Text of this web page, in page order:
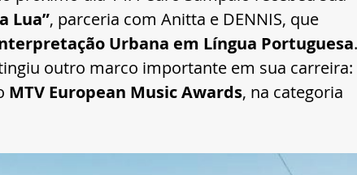
Lua”, parceria com Anitta e DENNIS, que
Urbana em Língua Portuguesa
outro marco importante em sua carreira:
MTV European Music Awards, na categoria